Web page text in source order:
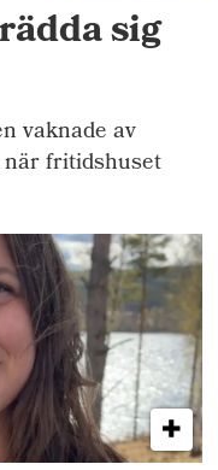
sig
vaknade av
fritidshuset